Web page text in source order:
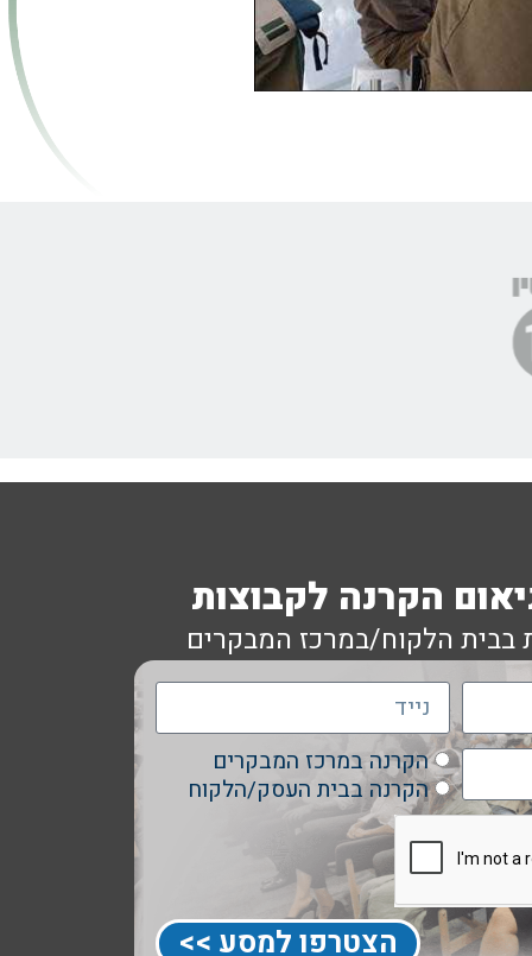
הקרנה לקבוצות
בבית הלקוח/במרכז המבקרים
הקרנה במרכז המבקרים
הקרנה בבית העסק/הלקוח
הצטרפו למסע >>